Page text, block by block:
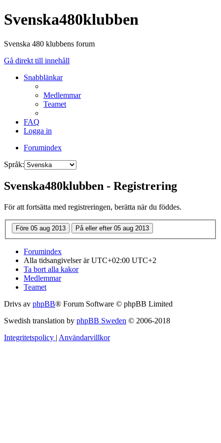
Svenska480klubben
Svenska 480 klubbens forum
Gå direkt till innehåll
Snabblänkar
Medlemmar
Teamet
FAQ
Logga in
Forumindex
Språk:
Svenska480klubben - Registrering
För att fortsätta med registreringen, berätta när du föddes.
Forumindex
Alla tidsangivelser är UTC+02:00 UTC+2
Ta bort alla kakor
Medlemmar
Teamet
Drivs av phpBB® Forum Software © phpBB Limited
Swedish translation by phpBB Sweden © 2006-2018
Integritetspolicy | Användarvillkor